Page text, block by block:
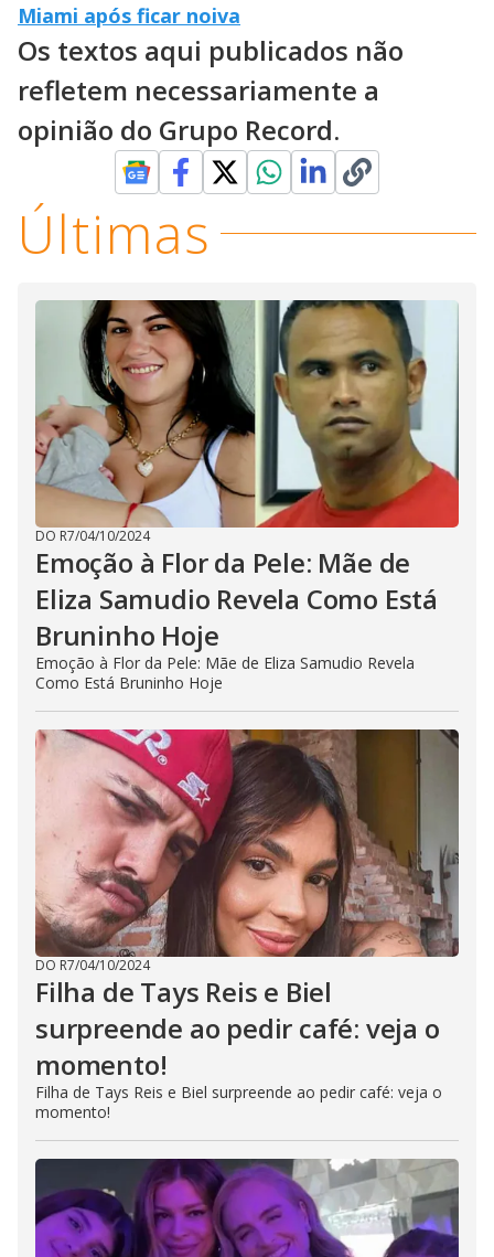
Miami após ficar noiva
Os textos aqui publicados não
refletem necessariamente a
opinião do Grupo Record.
Últimas
DO R7/04/10/2024
Emoção à Flor da Pele: Mãe de
Eliza Samudio Revela Como Está
Bruninho Hoje
Emoção à Flor da Pele: Mãe de Eliza Samudio Revela
Como Está Bruninho Hoje
DO R7/04/10/2024
Filha de Tays Reis e Biel
surpreende ao pedir café: veja o
momento!
Filha de Tays Reis e Biel surpreende ao pedir café: veja o
momento!